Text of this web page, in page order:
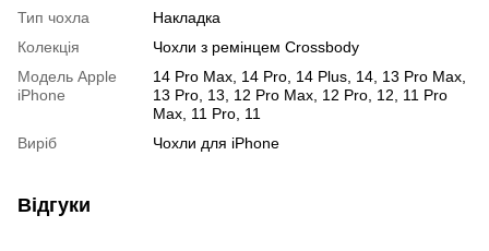
Тип чохла
Накладка
Колекція
Чохли з ремінцем Crossbody
Модель Apple
iPhone
14 Pro Max, 14 Pro, 14 Plus, 14, 13 Pro Max,
13 Pro, 13, 12 Pro Max, 12 Pro, 12, 11 Pro
Max, 11 Pro, 11
Виріб
Чохли для iPhone
Відгуки